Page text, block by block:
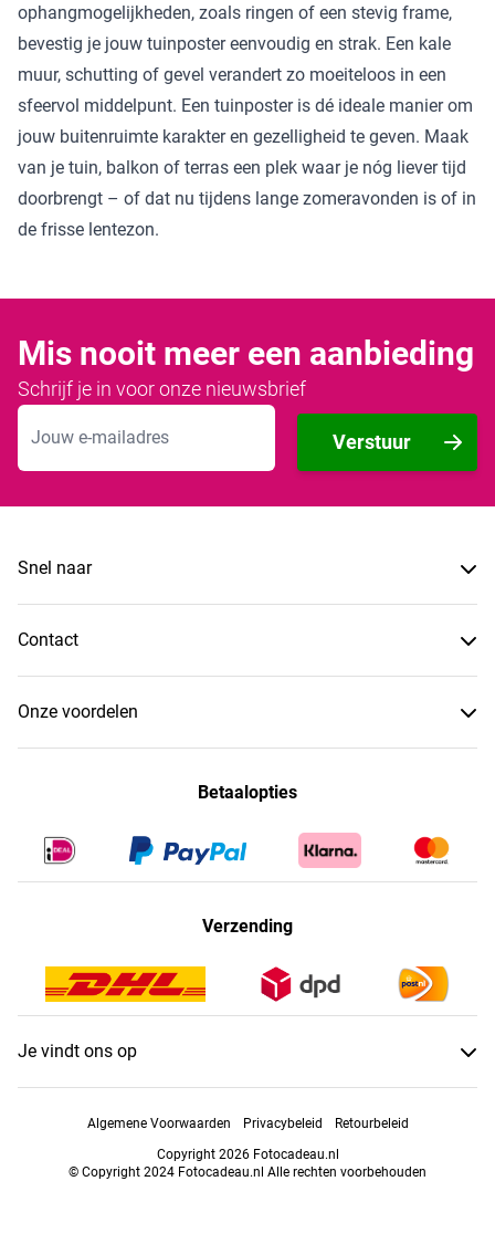
ophangmogelijkheden, zoals ringen of een stevig frame,
bevestig je jouw tuinposter eenvoudig en strak. Een kale
muur, schutting of gevel verandert zo moeiteloos in een
sfeervol middelpunt. Een tuinposter is dé ideale manier om
jouw buitenruimte karakter en gezelligheid te geven. Maak
van je tuin, balkon of terras een plek waar je nóg liever tijd
doorbrengt – of dat nu tijdens lange zomeravonden is of in
de frisse lentezon.
Mis nooit meer een aanbieding
Schrijf je in voor onze nieuwsbrief
E-mailadres
Verstuur
Snel naar
Contact
Onze voordelen
Betaalopties
Verzending
Je vindt ons op
Algemene Voorwaarden Privacybeleid
Retourbeleid
Copyright 2026 Fotocadeau.nl
© Copyright 2024 Fotocadeau.nl Alle rechten voorbehouden